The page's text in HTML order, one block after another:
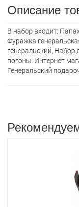
Описание
В набор входит:
Фуражка
генеральский, Набор
погоны. Интернет
Генеральский